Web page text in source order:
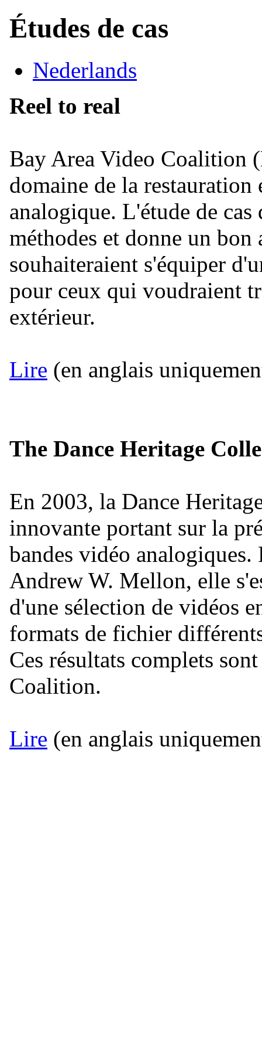
Études de cas
Nederlands
Reel to real
Bay Area Video Coalition
domaine de la
analogique. L'étude de
méthodes et donne un
souhaiteraient s'équiper
pour ceux qui voudraient
extérieur.
Lire (en anglais
The Dance Heritage
En 2003, la Dance
innovante portant sur la
bandes vidéo
Andrew W. Mellon, elle
d'une sélection de vidéos
formats de fichier
Ces résultats complets
Coalition.
Lire (en anglais